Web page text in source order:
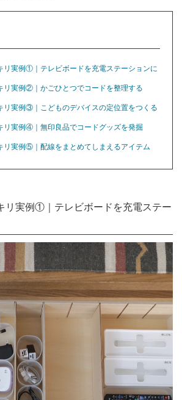
リ実例①｜テレビボードを充電ステーションに
リ実例②｜かごひとつでコードを整理する
リ実例③｜こどものデバイスの定位置をつくる
リ実例④｜無印良品でコードグッズを発掘
リ実例⑤｜配線をまとめてしまえるアイテム
リ実例①｜テレビボードを充電ステー